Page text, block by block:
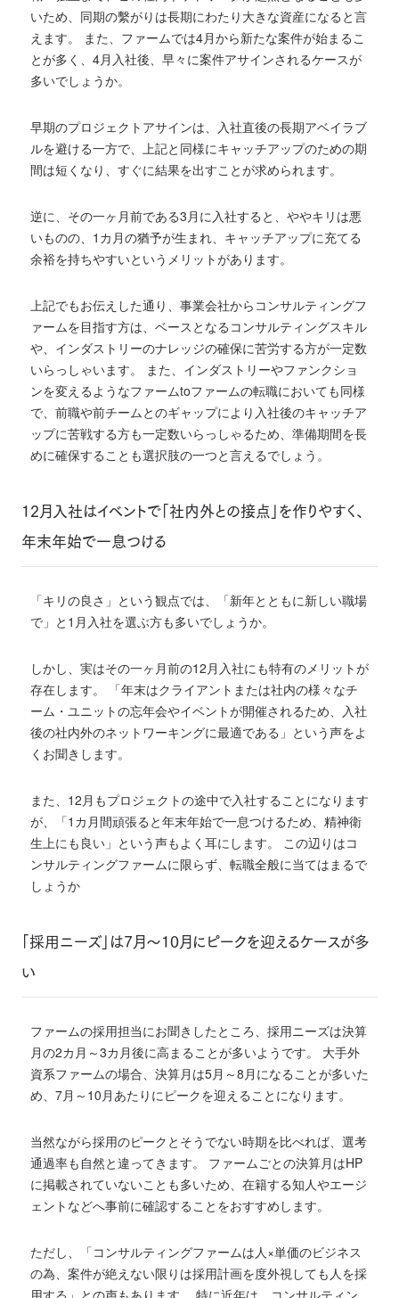
いため、同期の繫がりは長期にわたり大きな資産になると言
えます。 また、ファームでは4月から新たな案件が始まるこ
とが多く、4月入社後、早々に案件アサインされるケースが
多いでしょうか。
早期のプロジェクトアサインは、入社直後の長期アベイラブ
ルを避ける一方で、上記と同様にキャッチアップのための期
間は短くなり、すぐに結果を出すことが求められます。
逆に、その一ヶ月前である3月に入社すると、ややキリは悪
いものの、1カ月の猶予が生まれ、キャッチアップに充てる
余裕を持ちやすいというメリットがあります。
上記でもお伝えした通り、事業会社からコンサルティングフ
ァームを目指す方は、ベースとなるコンサルティングスキル
や、インダストリーのナレッジの確保に苦労する方が一定数
いらっしゃいます。 また、インダストリーやファンクショ
ンを変えるようなファームtoファームの転職においても同様
で、前職や前チームとのギャップにより入社後のキャッチア
ップに苦戦する方も一定数いらっしゃるため、準備期間を長
めに確保することも選択肢の一つと言えるでしょう。
12月入社はイベントで「社内外との接点」を作りやすく、
年末年始で一息つける
「キリの良さ」という観点では、「新年とともに新しい職場
で」と1月入社を選ぶ方も多いでしょうか。
しかし、実はその一ヶ月前の12月入社にも特有のメリットが
存在します。 「年末はクライアントまたは社内の様々なチ
ーム・ユニットの忘年会やイベントが開催されるため、入社
後の社内外のネットワーキングに最適である」という声をよ
くお聞きします。
また、12月もプロジェクトの途中で入社することになります
が、「1カ月間頑張ると年末年始で一息つけるため、精神衛
生上にも良い」という声もよく耳にします。 この辺りはコ
ンサルティングファームに限らず、転職全般に当てはまるで
しょうか
「採用ニーズ」は7月～10月にピークを迎えるケースが多
い
ファームの採用担当にお聞きしたところ、採用ニーズは決算
月の2カ月～3カ月後に高まることが多いようです。 大手外
資系ファームの場合、決算月は5月～8月になることが多いた
め、7月～10月あたりにピークを迎えることになります。
当然ながら採用のピークとそうでない時期を比べれば、選考
通過率も自然と違ってきます。 ファームごとの決算月はHP
に掲載されていないことも多いため、在籍する知人やエージ
ェントなどへ事前に確認することをおすすめします。
ただし、「コンサルティングファームは人×単価のビジネス
の為、案件が絶えない限りは採用計画を度外視しても人を採
用する」との声もあります。 特に近年は、コンサルティン